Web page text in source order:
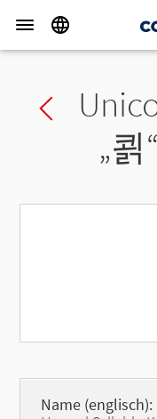
Previous char
„쾱
Name (englisch):